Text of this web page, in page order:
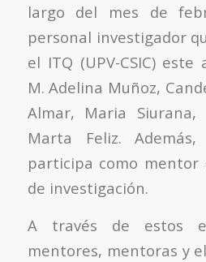
largo del mes de
personal investigador
el ITQ (UPV-CSIC)
M. Adelina Muñoz,
Almar, Maria
Marta Feliz. Además,
participa como
de investigación.
A través de estos
mentores, mentoras y